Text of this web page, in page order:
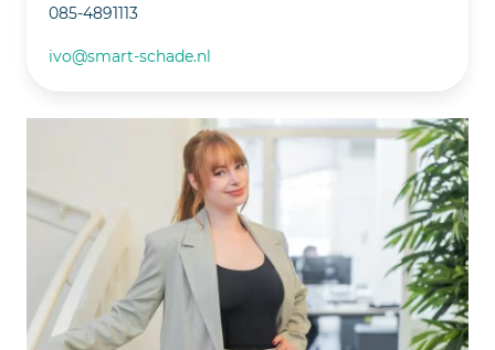
085-4891113
ivo@smart-schade.nl